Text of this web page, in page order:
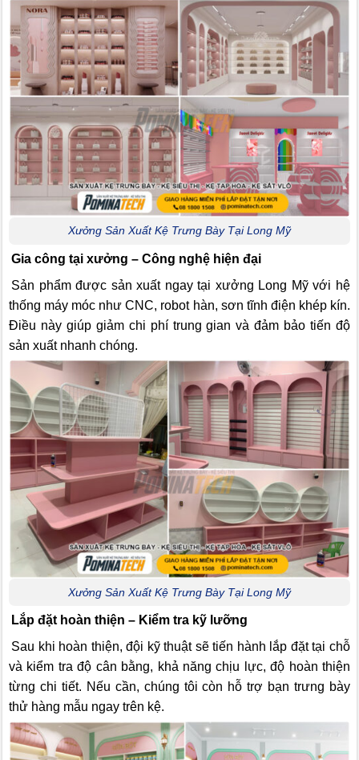
Xưởng Sản Xuất Kệ Trưng Bày Tại Long Mỹ
Gia công tại xưởng – Công nghệ hiện đại
Sản phẩm được sản xuất ngay tại xưởng Long Mỹ với hệ
thống máy móc như CNC, robot hàn, sơn tĩnh điện khép kín.
Điều này giúp giảm chi phí trung gian và đảm bảo tiến độ
sản xuất nhanh chóng.
Xưởng Sản Xuất Kệ Trưng Bày Tại Long Mỹ
Lắp đặt hoàn thiện – Kiểm tra kỹ lưỡng
Sau khi hoàn thiện, đội kỹ thuật sẽ tiến hành lắp đặt tại chỗ
và kiểm tra độ cân bằng, khả năng chịu lực, độ hoàn thiện
từng chi tiết. Nếu cần, chúng tôi còn hỗ trợ bạn trưng bày
thử hàng mẫu ngay trên kệ.